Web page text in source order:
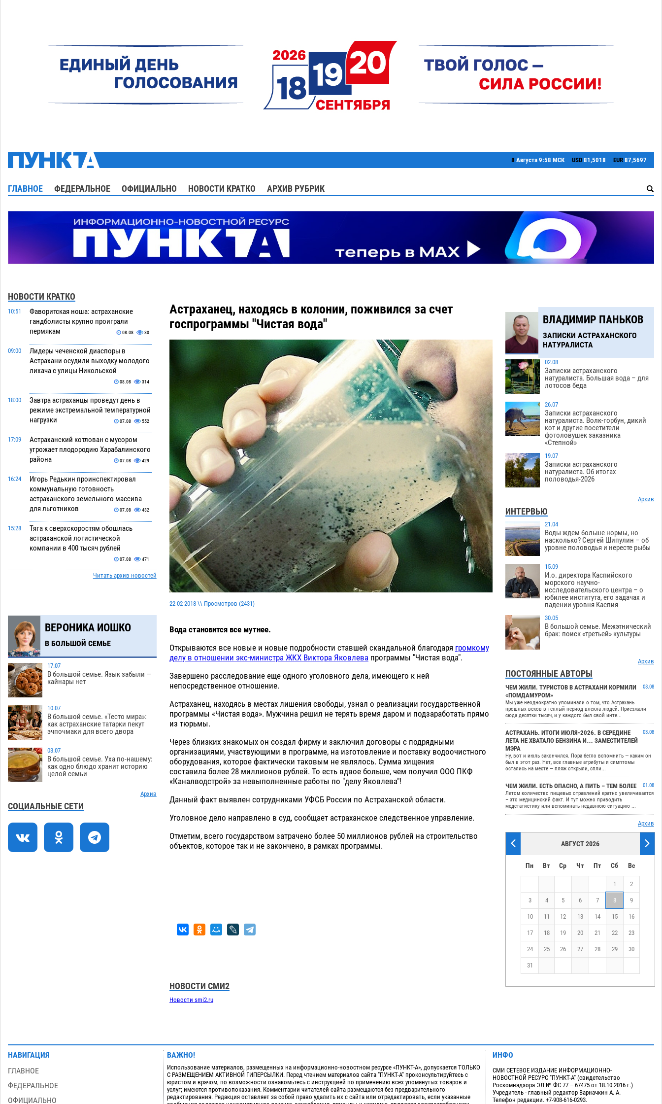
8 Августа 9:58 МСК USD 81,5018 EUR 87,5697
ГЛАВНОЕ ФЕДЕРАЛЬНОЕ ОФИЦИАЛЬНО НОВОСТИ КРАТКО АРХИВ РУБРИК
НОВОСТИ КРАТКО
10:51
Фаворитская ноша: астраханские
гандболисты крупно проиграли
пермякам
08.08 30
09:00
Лидеры чеченской диаспоры в
Астрахани осудили выходку молодого
лихача с улицы Никольской
08.08 314
18:00
Завтра астраханцы проведут день в
режиме экстремальной температурной
нагрузки
07.08 552
17:09
Астраханский котлован с мусором
угрожает плодородию Харабалинского
района
07.08 429
16:24
Игорь Редькин проинспектировал
коммунальную готовность
астраханского земельного массива
для льготников
07.08 432
15:28
Тяга к сверхскоростям обошлась
астраханской логистической
компании в 400 тысяч рублей
07.08 471
Астраханские кутилы сменили барные
14:09
С 11 августа астраханские водоемы
обеспечат притоком в семь тысяч
кубов
13:29
Астраханский аэропорт попробует
отбиться от ворон в апелляционном
суде
07.08 484
12:53
Астраханские археологи откопали
древнюю помойку
11:58
В Астрахани подросток угнал
мотоцикл и похитил чужие мобильник
11:20
Астраханцев ждут на парковом газоне
с призами и эрмитажными котами
10:43
Астраханский суд встал на сторону
10:02
На Всероссийской Спартакиаде
астраханские гандболисты уступили
Читать архив новостей
ВЕРОНИКА ИОШКО
В БОЛЬШОЙ СЕМЬЕ
17.07
В большой семье. Язык забыли —
кайнары нет
10.07
В большой семье. «Тесто мира»:
как астраханские татарки пекут
эчпочмаки для всего двора
03.07
В большой семье. Уха по-нашему:
как одно блюдо хранит историю
целой семьи
Архив
СОЦИАЛЬНЫЕ СЕТИ
Астраханец, находясь в колонии, поживился за счет
госпрограммы "Чистая вода"
22-02-2018 \\ Просмотров (2431)
Вода становится все мутнее.
Открываются все новые и новые подробности ставшей скандальной благодаря громкому
делу в отношении экс-министра ЖКХ Виктора Яковлева программы "Чистая вода".
Завершено расследование еще одного уголовного дела, имеющего к ней
непосредственное отношение.
Астраханец, находясь в местах лишения свободы, узнал о реализации государственной
программы «Чистая вода». Мужчина решил не терять время даром и подзаработать прямо
из тюрьмы.
Через близких знакомых он создал фирму и заключил договоры с подрядными
организациями, участвующими в программе, на изготовление и поставку водоочистного
оборудования, которое фактически таковым не являлось. Сумма хищения
составила более 28 миллионов рублей. То есть вдвое больше, чем получил ООО ПКФ
«Каналводстрой» за невыполненные работы по "делу Яковлева"!
Данный факт выявлен сотрудниками УФСБ России по Астраханской области.
Уголовное дело направлено в суд, сообщает астраханское следственное управление.
Отметим, всего государством затрачено более 50 миллионов рублей на строительство
объектов, которое так и не закончено, в рамках программы.
НОВОСТИ СМИ2
Новости smi2.ru
ВЛАДИМИР ПАНЬКОВ
ЗАПИСКИ АСТРАХАНСКОГО
НАТУРАЛИСТА
02.08
Записки астраханского
натуралиста. Большая вода – для
лотосов беда
26.07
Записки астраханского
натуралиста. Волк-горбун, дикий
кот и другие посетители
фотоловушек заказника
«Степной»
19.07
Записки астраханского
натуралиста. Об итогах
половодья-2026
Архив
ИНТЕРВЬЮ
21.04
Воды ждем больше нормы, но
насколько? Сергей Шипулин – об
уровне половодья и нересте рыбы
15.09
И.о. директора Каспийского
морского научно-
исследовательского центра – о
юбилее института, его задачах и
падении уровня Каспия
30.05
В большой семье. Межэтнический
брак: поиск «третьей» культуры
Архив
ПОСТОЯННЫЕ АВТОРЫ
ЧЕМ ЖИЛИ. ТУРИСТОВ В АСТРАХАНИ КОРМИЛИ
«ПОМДАМУРОМ»
08.08
Мы уже неоднократно упоминали о том, что Астрахань
прошлых веков в теплый период влекла людей. Приезжали
сюда десятки тысяч, и у каждого был свой инте...
АСТРАХАНЬ. ИТОГИ ИЮЛЯ-2026. В СЕРЕДИНЕ
ЛЕТА НЕ ХВАТАЛО БЕНЗИНА И… ЗАМЕСТИТЕЛЕЙ
МЭРА
03.08
Ну, вот и июль закончился. Пора бегло вспомнить — каким он
был в этот раз. Нет, все главные атрибуты и симптомы
остались на месте — пляж открыли, спли...
ЧЕМ ЖИЛИ. ЕСТЬ ОПАСНО, А ПИТЬ – ТЕМ БОЛЕЕ
01.08
Летом количество пищевых отравлений кратно увеличивается
– это медицинский факт. И тут можно приводить
медстатистику или вспоминать недавнюю ситуацию ...
Архив
АВГУСТ 2026
Пн Вт Ср Чт Пт Сб Вс
1 2
3 4 5 6 7 8 9
10 11 12 13 14 15 16
17 18 19 20 21 22 23
24 25 26 27 28 29 30
31
НАВИГАЦИЯ
ГЛАВНОЕ
ФЕДЕРАЛЬНОЕ
ОФИЦИАЛЬНО
ВАЖНО!
Использование материалов, размещенных на информационно-новостном ресурсе «ПУНКТ-А», допускается ТОЛЬКО
С РАЗМЕЩЕНИЕМ АКТИВНОЙ ГИПЕРСЫЛКИ. Перед чтением материалов сайта "ПУНКТ-А" проконсультируйтесь с
юристом и врачом, по возможности ознакомьтесь с инструкцией по применению всех упомянутых товаров и
услуг; имеются противопоказания. Комментарии читателей сайта размещаются без предварительного
редактирования. Редакция оставляет за собой право удалить их с сайта или отредактировать, если указанные
ИНФО
СМИ СЕТЕВОЕ ИЗДАНИЕ ИНФОРМАЦИОННО-
НОВОСТНОЙ РЕСУРС "ПУНКТ-А" (свидетельство
Роскомнадзора ЭЛ № ФС 77 – 67475 от 18.10.2016 г.)
Учредитель - главный редактор Варначкин А. А.
Телефон редакции. +7-908-616-0293.